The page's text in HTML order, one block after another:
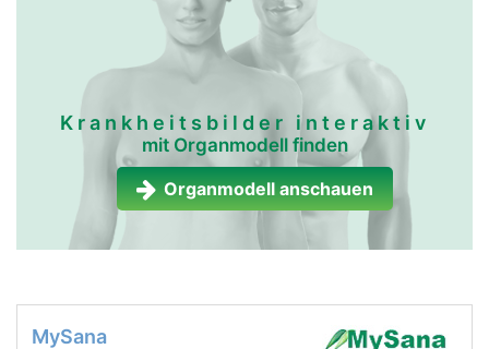
Krankheitsbilder interaktiv
mit Organmodell finden
Organmodell anschauen
MySana